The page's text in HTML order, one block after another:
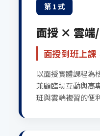
第 1 式
面授 × 雲端
面授到班上課
以面授實體課程為
兼顧臨場互動與高
班與雲端複習的便